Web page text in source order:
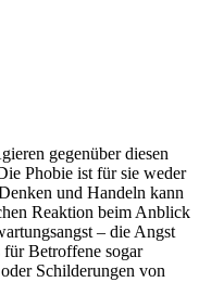
gegenüber diesen
Phobie ist für sie weder
und Handeln kann
Reaktion beim Anblick
– die Angst
Betroffene sogar
Schilderungen von